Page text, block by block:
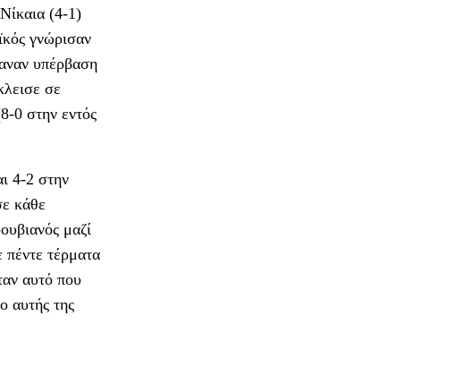
(4-1)
γνώρισαν
υπέρβαση
σε
0 στην εντός
4-2 στην
κάθε
μαζί
τέρματα
αυτό που
αυτής της